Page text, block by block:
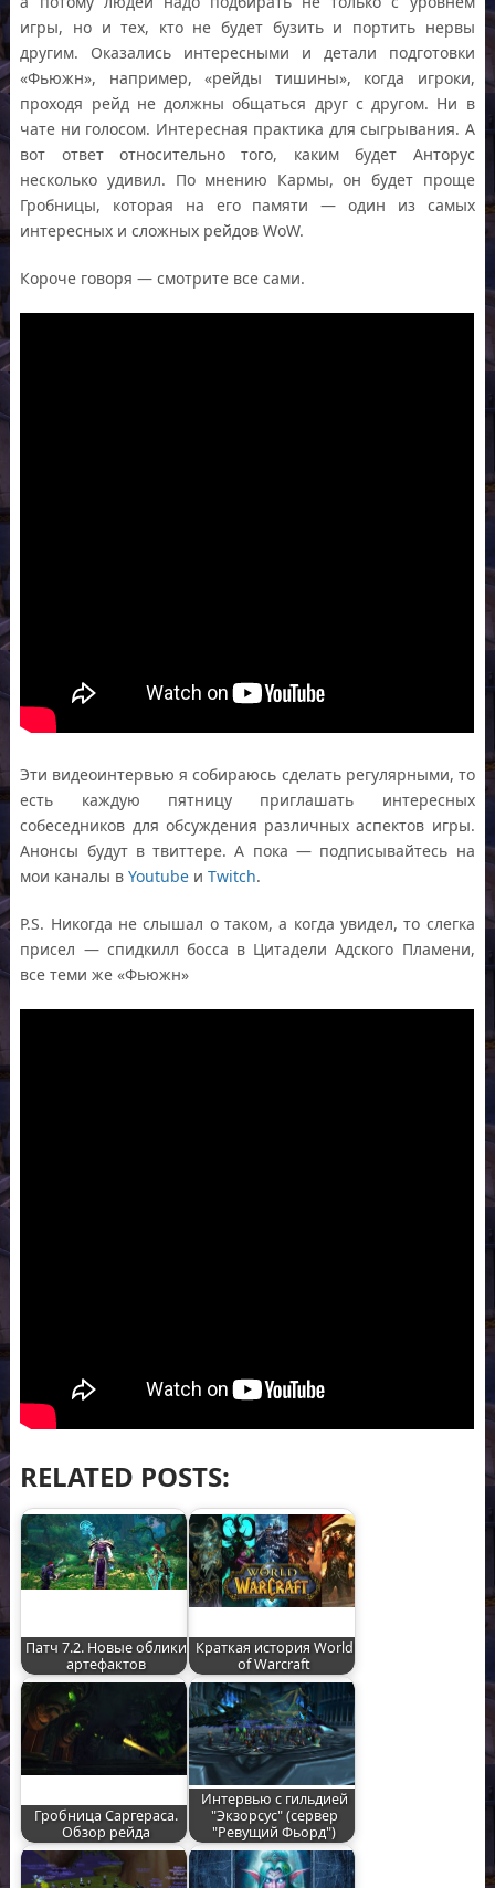
игры, но и тех, кто не будет бузить и портить нервы
другим. Оказались интересными и детали подготовки
«Фьюжн», например, «рейды тишины», когда игроки,
проходя рейд не должны общаться друг с другом. Ни в
чате ни голосом. Интересная практика для сыгрывания. А
вот ответ относительно того, каким будет Анторус
несколько удивил. По мнению Кармы, он будет проще
Гробницы, которая на его памяти — один из самых
интересных и сложных рейдов WoW.
Короче говоря — смотрите все сами.
Эти видеоинтервью я собираюсь сделать регулярными, то
есть каждую пятницу приглашать интересных
собеседников для обсуждения различных аспектов игры.
Анонсы будут в твиттере. А пока — подписывайтесь на
мои каналы вYoutube иTwitch.
P.S. Никогда не слышал о таком, а когда увидел, то слегка
присел — спидкилл босса в Цитадели Адского Пламени,
все теми же «Фьюжн»
RELATED POSTS:
Патч 7.2. Новые облики
артефактов
Краткая история World
of Warcraft
Гробница Саргераса.
Обзор рейда
Интервью с гильдией
"Экзорсус" (сервер
"Ревущий Фьорд")